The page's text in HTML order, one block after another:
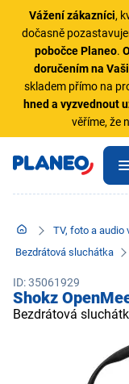
Vážení zákazníci,
dočasně
pobočce Planeo.
doručením na
skladem přímo na
hned a vyzvednout
věříme, že
TV, foto a audio
Bezdrátová sluchátka
ID: 35061929
Shokz
Bezdrátová